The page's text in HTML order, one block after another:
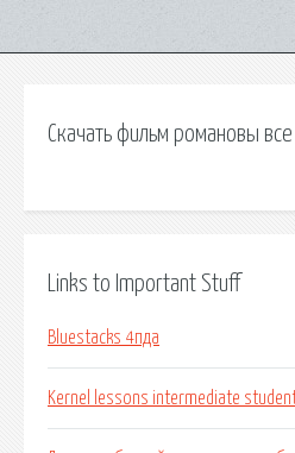
Скачать фильм романовы
Links to Important Stuff
Bluestacks 4пда
Kernel lessons intermediate